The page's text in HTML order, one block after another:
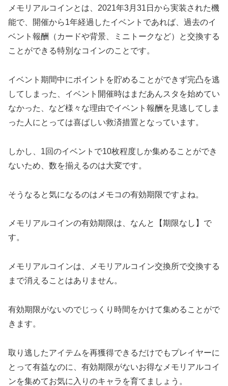
メモリアルコインとは、2021年3月31日から実装された機
能で、開催から1年経過したイベントであれば、過去のイ
ベント報酬（カードや背景、ミニトークなど）と交換する
ことができる特別なコインのことです。
イベント期間中にポイントを貯めることができず完凸を逃
してしまった、イベント開催時はまだあんスタを始めてい
なかった、など様々な理由でイベント報酬を見逃してしま
った人にとっては喜ばしい救済措置となっています。
しかし、1回のイベントで10枚程度しか集めることができ
ないため、数を揃えるのは大変です。
そうなると気になるのはメモコの有効期限ですよね。
メモリアルコインの有効期限は、なんと【期限なし】で
す。
メモリアルコインは、メモリアルコイン交換所で交換する
まで消えることはありません。
有効期限がないのでじっくり時間をかけて集めることがで
きます。
取り逃したアイテムを再獲得できるだけでもプレイヤーに
とって有益なのに、有効期限がないお得なメモリアルコイ
ンを集めてお気に入りのキャラを育てましょう。